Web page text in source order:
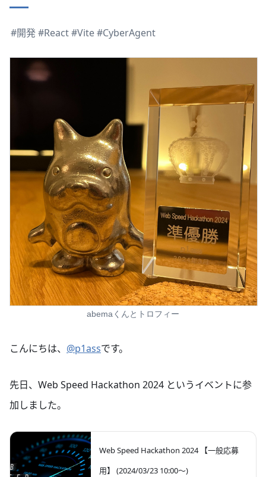
#開発#React#Vite#CyberAgent
abemaくんとトロフィー
こんにちは、 @p1assです。
先日、Web Speed Hackathon 2024 というイベントに参
加しました。
Web Speed Hackathon 2024 【一般応募
用】 (2024/03/23 10:00〜)